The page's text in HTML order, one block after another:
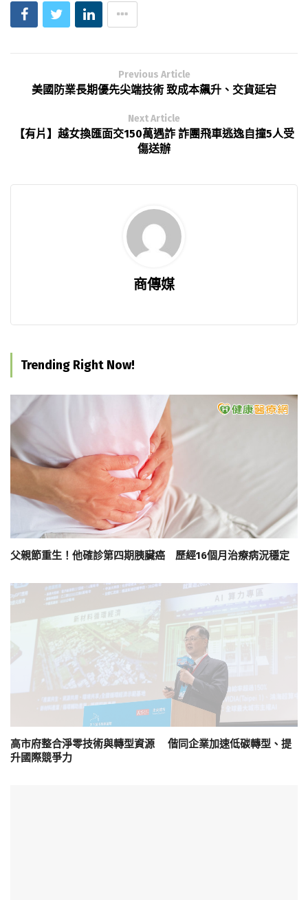
Previous Article
美國防業長期優先尖端技術 致成本飆升、交貨延宕
Next Article
【有片】越女換匯面交150萬遇詐 詐團飛車逃逸自撞5人受
傷送辦
商傳媒
Trending Right Now!
父親節重生！他確診第四期胰臟癌 歷經16個月治療病況穩定
高市府整合淨零技術與轉型資源 偕同企業加速低碳轉型、提
升國際競爭力